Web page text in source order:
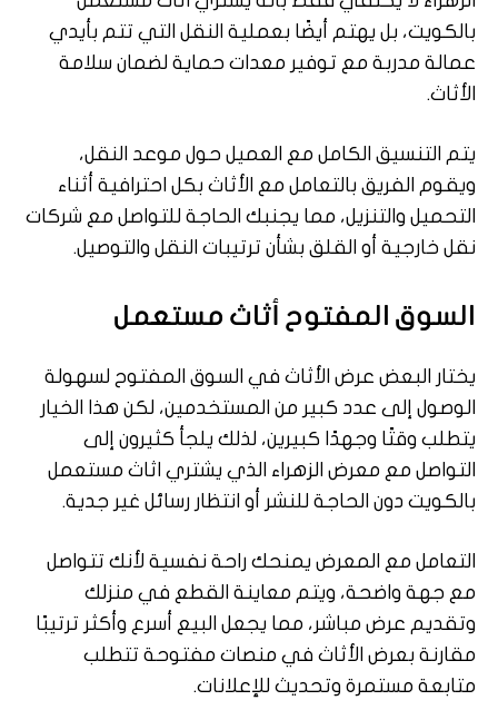
بالكويت، بل يهتم أيضًا بعملية النقل التي تتم بأيدي
عمالة مدربة مع توفير معدات حماية لضمان سلامة
الأثاث.
يتم التنسيق الكامل مع العميل حول موعد النقل،
ويقوم الفريق بالتعامل مع الأثاث بكل احترافية أثناء
التحميل والتنزيل، مما يجنبك الحاجة للتواصل مع شركات
نقل خارجية أو القلق بشأن ترتيبات النقل والتوصيل.
السوق المفتوح أثاث مستعمل
يختار البعض عرض الأثاث في السوق المفتوح لسهولة
الوصول إلى عدد كبير من المستخدمين، لكن هذا الخيار
يتطلب وقتًا وجهدًا كبيرين، لذلك يلجأ كثيرون إلى
التواصل مع معرض الزهراء الذي يشتري اثاث مستعمل
بالكويت دون الحاجة للنشر أو انتظار رسائل غير جدية.
التعامل مع المعرض يمنحك راحة نفسية لأنك تتواصل
مع جهة واضحة، ويتم معاينة القطع في منزلك
وتقديم عرض مباشر، مما يجعل البيع أسرع وأكثر ترتيبًا
مقارنة بعرض الأثاث في منصات مفتوحة تتطلب
متابعة مستمرة وتحديث للإعلانات.